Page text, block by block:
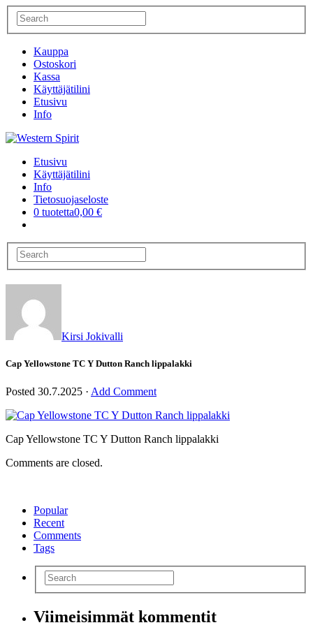
Kauppa
Ostoskori
Kassa
Käyttäjätilini
Etusivu
Info
Etusivu
Käyttäjätilini
Info
Tietosuojaseloste
0 tuotetta0,00 €
Kirsi Jokivalli
Cap Yellowstone TC Y Dutton Ranch lippalakki
Posted 30.7.2025 · Add Comment
Cap Yellowstone TC Y Dutton Ranch lippalakki
Comments are closed.
Popular
Recent
Comments
Tags
Viimeisimmät kommentit